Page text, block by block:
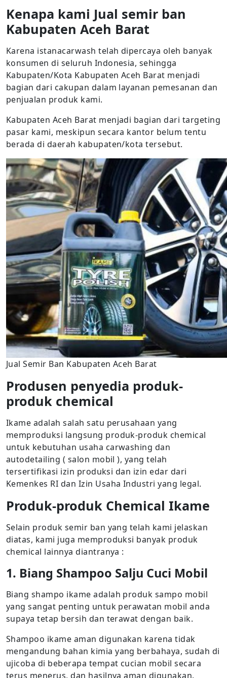
Kenapa kami Jual semir ban
Kabupaten Aceh Barat
Karena istanacarwash telah dipercaya oleh banyak
konsumen di seluruh Indonesia, sehingga
Kabupaten/Kota Kabupaten Aceh Barat menjadi
bagian dari cakupan dalam layanan pemesanan dan
penjualan produk kami.
Kabupaten Aceh Barat menjadi bagian dari targeting
pasar kami, meskipun secara kantor belum tentu
berada di daerah kabupaten/kota tersebut.
Jual Semir Ban Kabupaten Aceh Barat
Produsen penyedia produk-
produk chemical
Ikame adalah salah satu perusahaan yang
memproduksi langsung produk-produk chemical
untuk kebutuhan usaha carwashing dan
autodetailing ( salon mobil ), yang telah
tersertifikasi izin produksi dan izin edar dari
Kemenkes RI dan Izin Usaha Industri yang legal.
Produk-produk Chemical Ikame
Selain produk semir ban yang telah kami jelaskan
diatas, kami juga memproduksi banyak produk
chemical lainnya diantranya :
1. Biang Shampoo Salju Cuci Mobil
Biang shampo ikame adalah produk sampo mobil
yang sangat penting untuk perawatan mobil anda
supaya tetap bersih dan terawat dengan baik.
Shampoo ikame aman digunakan karena tidak
mengandung bahan kimia yang berbahaya, sudah di
ujicoba di beberapa tempat cucian mobil secara
terus menerus, dan hasilnya aman digunakan.